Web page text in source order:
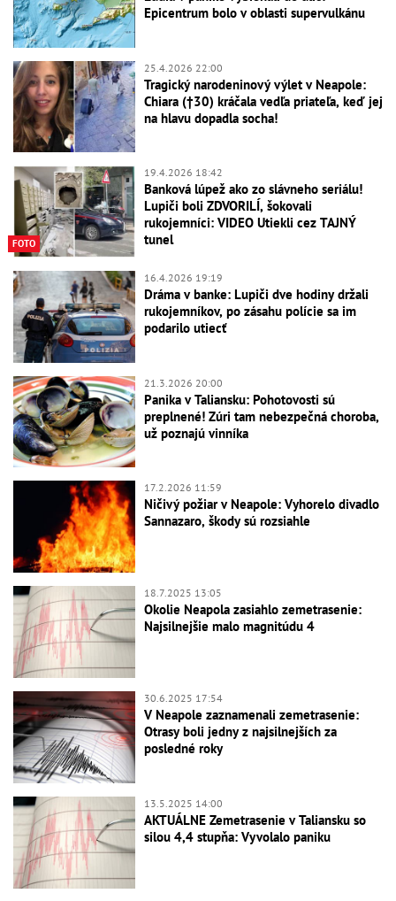
Epicentrum bolo v oblasti supervulkánu
25.4.2026 22:00
Tragický narodeninový výlet v Neapole:
Chiara (†30) kráčala vedľa priateľa, keď jej
na hlavu dopadla socha!
FOTO
19.4.2026 18:42
Banková lúpež ako zo slávneho seriálu!
Lupiči boli ZDVORILÍ, šokovali
rukojemníci: VIDEO Utiekli cez TAJNÝ
tunel
16.4.2026 19:19
Dráma v banke: Lupiči dve hodiny držali
rukojemníkov, po zásahu polície sa im
podarilo utiecť
21.3.2026 20:00
Panika v Taliansku: Pohotovosti sú
preplnené! Zúri tam nebezpečná choroba,
už poznajú vinníka
17.2.2026 11:59
Ničivý požiar v Neapole: Vyhorelo divadlo
Sannazaro, škody sú rozsiahle
18.7.2025 13:05
Okolie Neapola zasiahlo zemetrasenie:
Najsilnejšie malo magnitúdu 4
30.6.2025 17:54
V Neapole zaznamenali zemetrasenie:
Otrasy boli jedny z najsilnejších za
posledné roky
13.5.2025 14:00
AKTUÁLNE Zemetrasenie v Taliansku so
silou 4,4 stupňa: Vyvolalo paniku